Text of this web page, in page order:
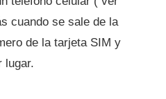
cuando se sale de la
de la tarjeta SIM y
lugar.